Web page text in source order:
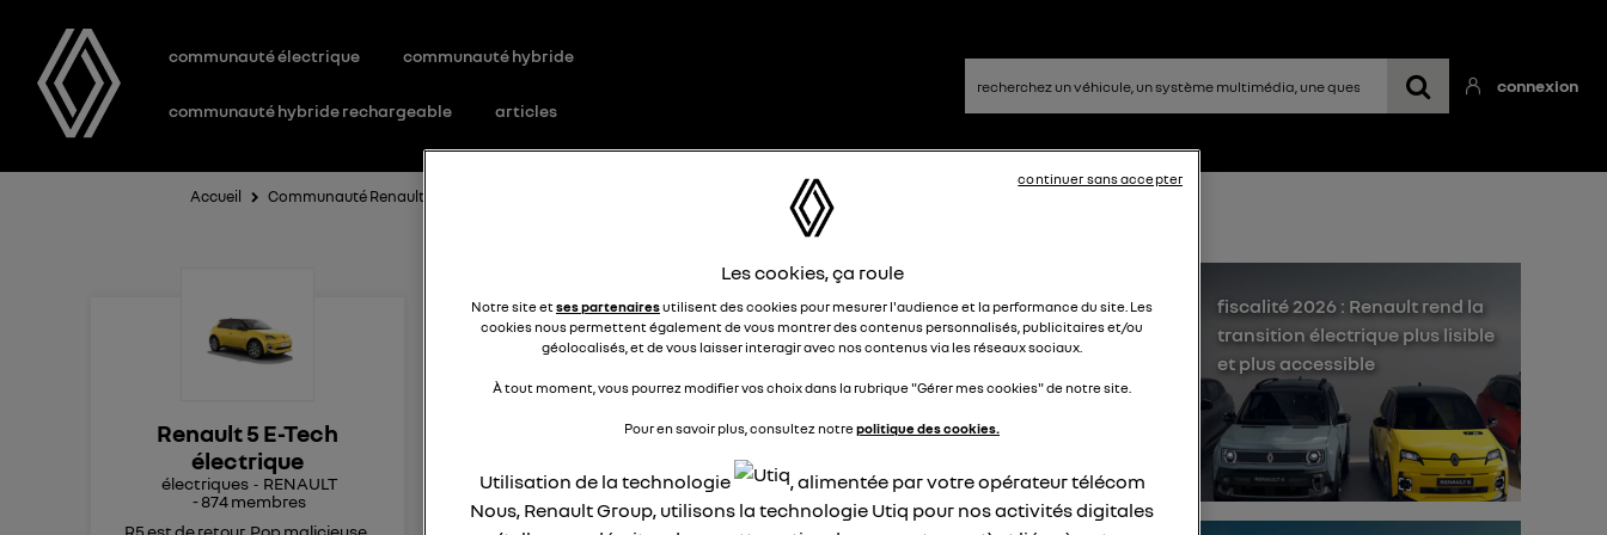
communauté électrique communauté hybride
communauté hybride rechargeable articles
connexion
Accueil Communauté Renault 5 E-Tech électrique
Renault 5 E-Tech
électrique
électriques
RENAULT
-874membres
R5 est de retour. Pop malicieuse,
proposition de point de recharge du
planificateur
Deuns
les points de recharge proposés par le planificateur sont ils tous
compatibles avec mobilize charge pass?
fiscalité 2026 : Renault rend la
transition électrique plus lisible
et plus accessible
Les cookies, ça roule
Notre site etses partenairesutilisent des cookies pour mesurer l'audience et la performance du site. Les
cookies nous permettent également de vous montrer des contenus personnalisés, publicitaires et/ou
géolocalisés, et de vous laisser interagir avec nos contenus via les réseaux sociaux.
À tout moment, vous pourrez modifier vos choix dans la rubrique "Gérer mes cookies" de notre site.
Pour en savoir plus, consultez notrepolitique des cookies.
Utilisation de la technologie
, alimentée par votre opérateur télécom
Nous, Renault Group, utilisons la technologie Utiq pour nos activités digitales
continuer sans accepter